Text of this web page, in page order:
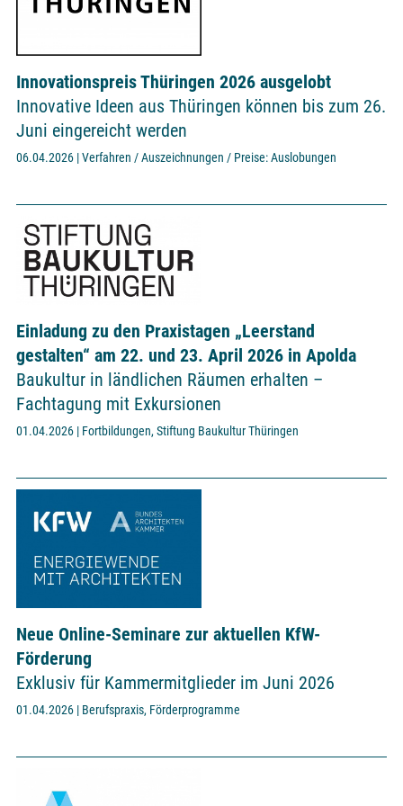
Innovationspreis Thüringen 2026 ausgelobt
Innovative Ideen aus Thüringen können bis zum 26.
Juni eingereicht werden
06.04.2026 | Verfahren / Auszeichnungen / Preise: Auslobungen
Einladung zu den Praxistagen „Leerstand
gestalten“ am 22. und 23. April 2026 in Apolda
Baukultur in ländlichen Räumen erhalten –
Fachtagung mit Exkursionen
01.04.2026 | Fortbildungen, Stiftung Baukultur Thüringen
Neue Online-Seminare zur aktuellen KfW-
Förderung
Exklusiv für Kammermitglieder im Juni 2026
01.04.2026 | Berufspraxis, Förderprogramme